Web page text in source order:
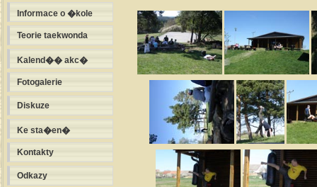
Informace o �kole
Teorie taekwonda
Kalend�� akc�
Fotogalerie
Diskuze
Ke sta�en�
Kontakty
Odkazy